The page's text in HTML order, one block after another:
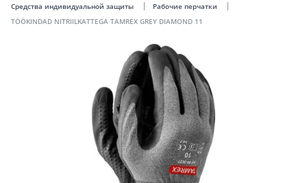
Средства индивидуальной защиты
Рабочие перчатки
TÖÖKINDAD NITRIILKATTEGA TAMREX GREY DIAMOND 11